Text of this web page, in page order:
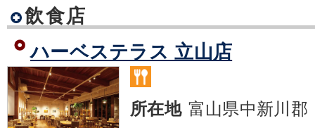
飲食店
ハーベステラス 立山店
所在地 富山県中新川郡